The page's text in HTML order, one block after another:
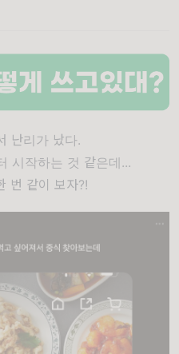
난리가 났다.
시작하는 것 같은데...
번 같이 보자?!